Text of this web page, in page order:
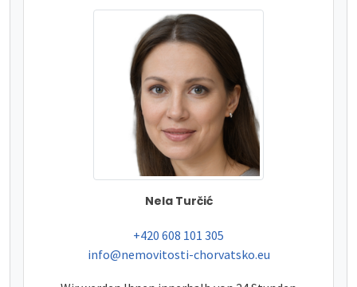
Nela Turčić
tel:
+420 608 101 305
e-mail:
info@nemovitosti-chorvatsko.eu